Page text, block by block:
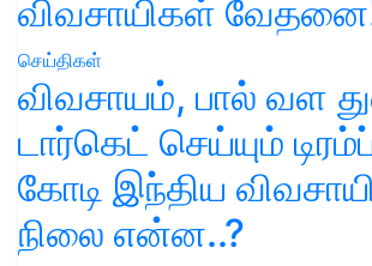
விவசாயிகள்
செய்திகள்
விவசாயம், பால் வள
டார்கெட் செய்யும்
கோடி இந்திய
நிலை என்ன..?